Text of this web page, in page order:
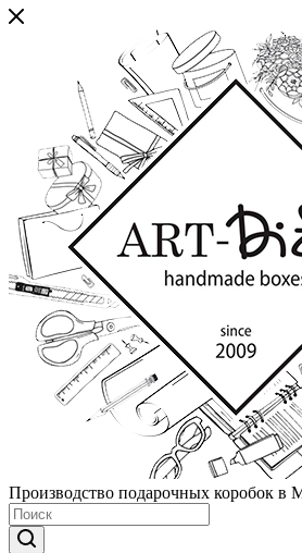
Производство подарочных коробок в